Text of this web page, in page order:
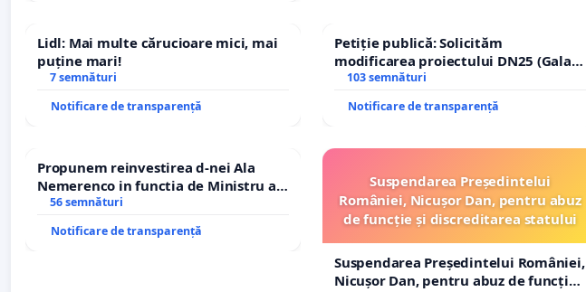
Lidl: Mai multe cărucioare mici, mai
puține mari!
7 semnături
Notificare de transparență
Petiție publică: Solicităm
modificarea proiectului DN25 (Galați
– Hanu Conachi) prin devierea
103 semnături
Notificare de transparență
Propunem reinvestirea d-nei Ala
Nemerenco in functia de Ministru al
Sanatatii
56 semnături
Notificare de transparență
Suspendarea Președintelui
României, Nicușor Dan, pentru abuz
de funcție și discreditarea statului
Suspendarea Președintelui României,
Nicușor Dan, pentru abuz de funcție